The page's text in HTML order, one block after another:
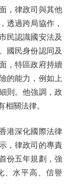
，律政司與其他
透過跨局協作，
民認識國安法及
國民身份認同及
，特區政府持續
的能力，例如上
則。他強調，政
相關法律。
港深化國際法律
，律政司的專責
份五年規劃，強
、水平高、信譽